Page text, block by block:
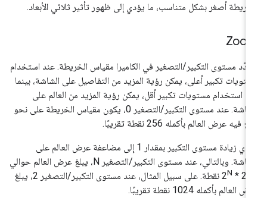
أصغر بشكل متناسب، ما يؤدي إلى ظهور تأثير ثلاثي الأبعاد.
مستوى التكبير/التصغير في الكاميرا مقياس الخريطة. عند استخدام
تكبير أعلى، يمكن رؤية المزيد من التفاصيل على الشاشة، بينما
استخدام مستويات تكبير أقل، يمكن رؤية المزيد من العالم على
الشاشة. عند مستوى التكبير/التصغير 0، يكون مقياس الخريطة على نحو
فيه عرض العالم بأكمله 256 نقطة تقريبًا.
تؤدي زيادة مستوى التكبير بمقدار 1 إلى مضاعفة عرض العالم على
الشاشة. وبالتالي، عند مستوى التكبير/التصغير N، يبلغ عرض العالم حوالي
N
نقطة. على سبيل المثال، عند مستوى التكبير/التصغير 2، يبلغ
العالم بأكمله 1024 نقطة تقريبًا.